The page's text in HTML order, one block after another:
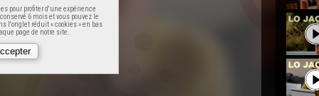
pour profiter d'une expérience
6 mois et vous pouvez le
l'onglet réduit « cookies » en bas
page de notre site.